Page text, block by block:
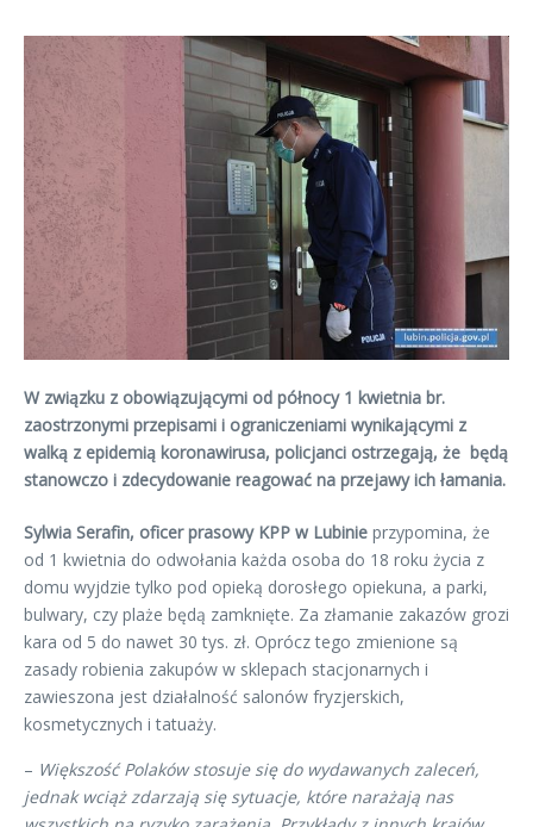
W związku z obowiązującymi od północy 1 kwietnia br.
zaostrzonymi przepisami i ograniczeniami wynikającymi z
walką z epidemią koronawirusa, policjanci ostrzegają, że będą
stanowczo i zdecydowanie reagować na przejawy ich łamania.
Sylwia Serafin, oficer prasowy KPP w Lubinie przypomina, że
od 1 kwietnia do odwołania każda osoba do 18 roku życia z
domu wyjdzie tylko pod opieką dorosłego opiekuna, a parki,
bulwary, czy plaże będą zamknięte. Za złamanie zakazów grozi
kara od 5 do nawet 30 tys. zł. Oprócz tego zmienione są
zasady robienia zakupów w sklepach stacjonarnych i
zawieszona jest działalność salonów fryzjerskich,
kosmetycznych i tatuaży.
– Większość Polaków stosuje się do wydawanych zaleceń,
jednak wciąż zdarzają się sytuacje, które narażają nas